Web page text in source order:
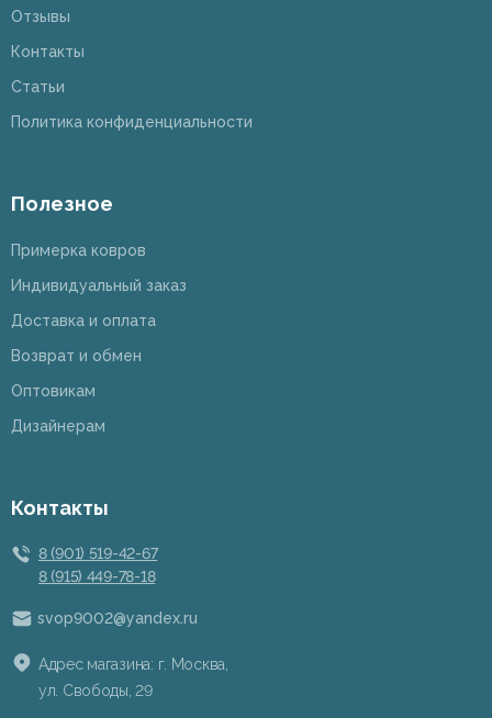
Отзывы
Контакты
Статьи
Политика конфиденциальности
Полезное
Примерка ковров
Индивидуальный заказ
Доставка и оплата
Возврат и обмен
Оптовикам
Дизайнерам
Контакты
8 (901) 519-42-67
8 (915) 449-78-18
svop9002@yandex.ru
Адрес магазина: г. Москва,
ул. Свободы, 29